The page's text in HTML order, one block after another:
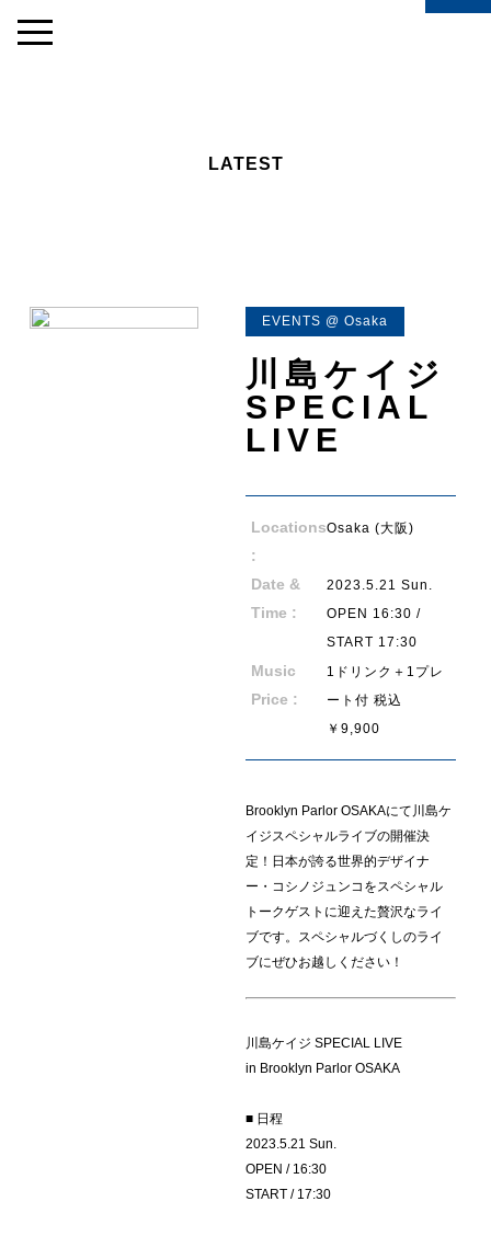
LATEST
ENT
EVENTS @ Osaka
川島ケイジ
SPECIAL
LIVE
Locations
:
Osaka (大阪)
Date &
Time :
2023.5.21 Sun.
OPEN 16:30 /
START 17:30
Music
Price :
1ドリンク＋1プレ
ート付 税込
￥9,900
Brooklyn Parlor OSAKAにて川島ケ
イジスペシャルライブの開催決
定！日本が誇る世界的デザイナ
ー・コシノジュンコをスペシャル
トークゲストに迎えた贅沢なライ
ブです。スペシャルづくしのライ
ブにぜひお越しください！
川島ケイジ SPECIAL LIVE
in Brooklyn Parlor OSAKA
■ 日程
2023.5.21 Sun.
OPEN / 16:30
START / 17:30